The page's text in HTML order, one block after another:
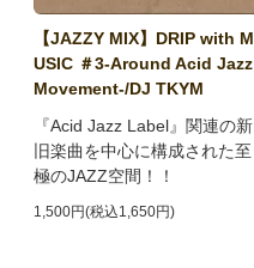
【JAZZY MIX】DRIP with M
USIC ＃3-Around Acid Jazz
Movement-/DJ TKYM
『Acid Jazz Label』関連の新
旧楽曲を中心に構成された至
極のJAZZ空間！！
1,500円(税込1,650円)